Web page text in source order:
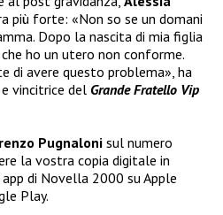
più forte: «Non so se un domani
Dopo la nascita di mia figlia
ho un utero non conforme.
di avere questo problema», ha
e vincitrice del Grande Fratello Vip
Pugnaloni sul numero
la vostra copia digitale in
app di Novella 2000 su Apple
Play.